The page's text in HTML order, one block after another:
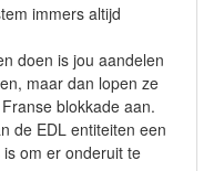
immers altijd
doen is jou aandelen
maar dan lopen ze
blokkade aan.
de EDL entiteiten een
om er onderuit te